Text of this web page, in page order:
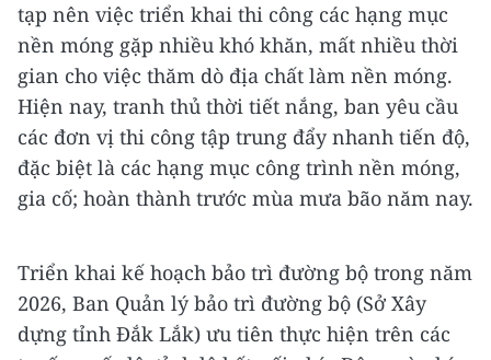
tạp nên việc triển khai thi công các hạng mục
nền móng gặp nhiều khó khăn, mất nhiều thời
gian cho việc thăm dò địa chất làm nền móng.
Hiện nay, tranh thủ thời tiết nắng, ban yêu cầu
các đơn vị thi công tập trung đẩy nhanh tiến độ,
đặc biệt là các hạng mục công trình nền móng,
gia cố; hoàn thành trước mùa mưa bão năm nay.
Triển khai kế hoạch bảo trì đường bộ trong năm
2026, Ban Quản lý bảo trì đường bộ (Sở Xây
dựng tỉnh Đắk Lắk) ưu tiên thực hiện trên các